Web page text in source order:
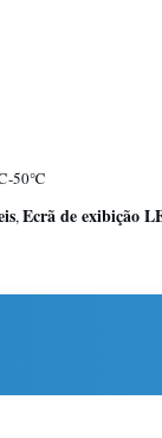
50℃
,Ecrã de exibição